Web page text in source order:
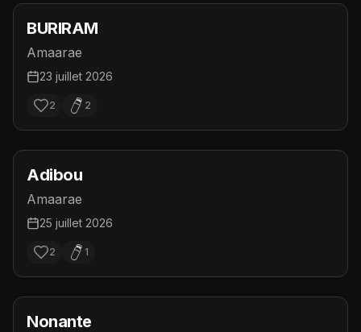
BURIRAM
Amaarae
23 juillet 2026
2 2
Adibou
Amaarae
25 juillet 2026
2 1
Nonante